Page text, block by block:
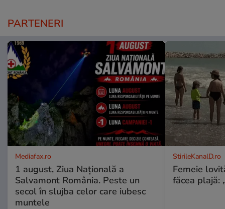
PARTENERI
Mediafax.ro
1 august, Ziua Națională a
Salvamont România. Peste un
secol în slujba celor care iubesc
muntele
StirileKanalD.ro
Femeie
făcea plajă: